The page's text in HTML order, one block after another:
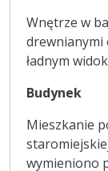
Wnętrze w
drewnianymi
ładnym
Budynek
Mieszkanie
wymieniono